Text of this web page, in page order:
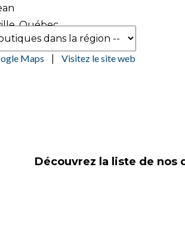
Québec
Maps
Visitez le site web
Découvrez la liste de nos